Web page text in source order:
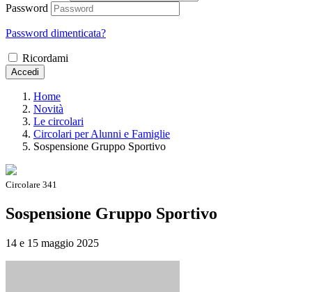
Password
Password dimenticata?
Ricordami
Accedi
Home
Novità
Le circolari
Circolari per Alunni e Famiglie
Sospensione Gruppo Sportivo
Circolare 341
Sospensione Gruppo Sportivo
14 e 15 maggio 2025